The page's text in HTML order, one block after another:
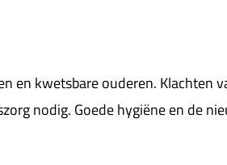
en kwetsbare ouderen. Klachten
nodig. Goede hygiëne en de